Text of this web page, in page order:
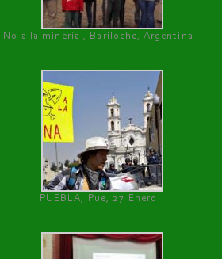
No a la minería , Bariloche, Argentina
PUEBLA, Pue, 27 Enero